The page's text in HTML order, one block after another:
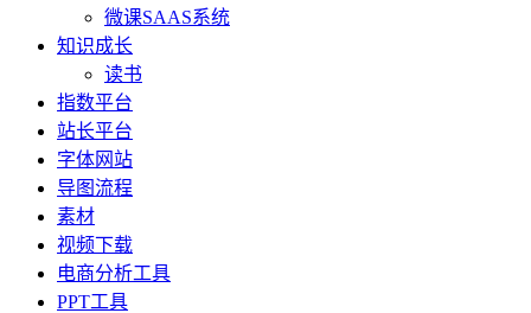
微课SAAS系统
知识成长
读书
指数平台
站长平台
字体网站
导图流程
素材
视频下载
电商分析工具
PPT工具